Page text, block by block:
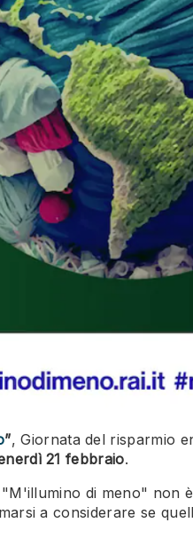
”, Giornata del risparmio
21 febbraio.
di meno" non
a considerare se